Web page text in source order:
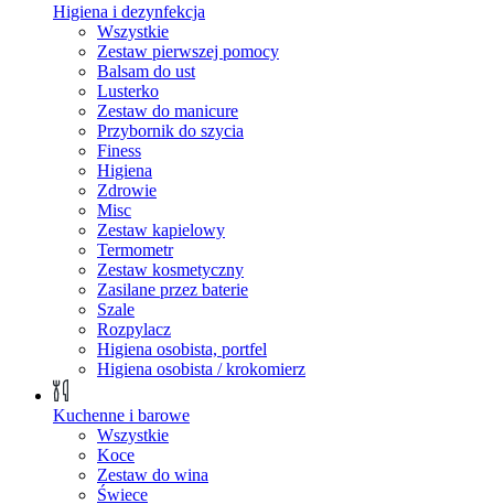
Higiena i dezynfekcja
Wszystkie
Zestaw pierwszej pomocy
Balsam do ust
Lusterko
Zestaw do manicure
Przybornik do szycia
Finess
Higiena
Zdrowie
Misc
Zestaw kapielowy
Termometr
Zestaw kosmetyczny
Zasilane przez baterie
Szale
Rozpylacz
Higiena osobista, portfel
Higiena osobista / krokomierz
Kuchenne i barowe
Wszystkie
Koce
Zestaw do wina
Świece